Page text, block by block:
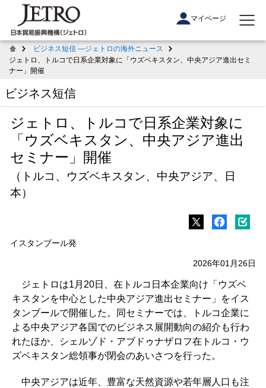
マイページ
ビジネス短信 ―ジェトロの海外ニュース
ジェトロ、トルコで日系企業対象に「ウズベキスタン、中央アジア進出セミ
ナー」開催
ビジネス短信
ジェトロ、トルコで日系企業対象に
「ウズベキスタン、中央アジア進出
セミナー」開催
（トルコ、ウズベキスタン、中央アジア、日
本）
イスタンブール発
2026年01月26日
ジェトロは1月20日、在トルコ日本企業向け「ウズベ
キスタンを中心とした中央アジア進出セミナー」をイス
タンブールで開催した。同セミナーでは、トルコ企業に
よる中央アジア各国でのビジネス展開動向の紹介も行わ
れたほか、シェルゾド・アブドゥナザロフ在トルコ・ウ
ズベキスタン総領事が閉会のあいさつを行った。
中央アジアは近年、豊富な天然資源や若年層人口も注